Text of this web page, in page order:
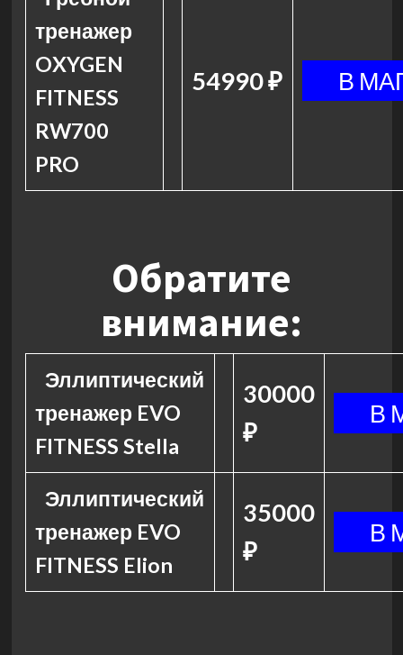
тренажер
OXYGEN
FITNESS
RW700
PRO
54990 ₽
Обратите
внимание:
Эллиптический
тренажер EVO
FITNESS Stella
30000
₽
Эллиптический
тренажер EVO
FITNESS Elion
35000
₽